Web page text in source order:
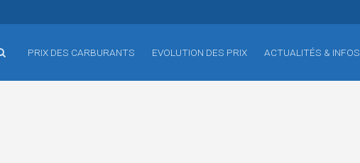
PRIX DES CARBURANTS EVOLUTION DES PRIX ACTUALITÉS & INFOS